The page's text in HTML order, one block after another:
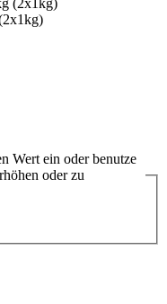
Wert ein oder benutze
oder zu